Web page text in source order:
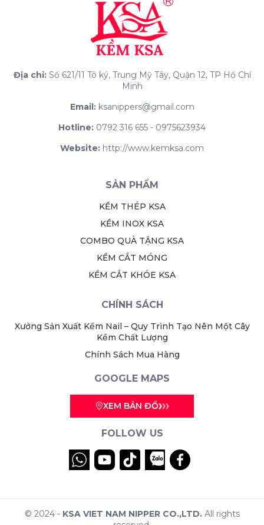
Địa chỉ:Số 621/11 Tô ký, Trung Mỹ Tây, Quận 12, TP Hồ Chí
Minh
Email:ksanippers@gmail.com
Hotline: 0792 316 655 - 0975623934
Website: http://www.kemksa.com
SẢN PHẨM
KỀM THÉP KSA
KỀM INOX KSA
COMBO QUÀ TẶNG KSA
KỀM CẮT MÓNG
KỀM CẮT KHÓE KSA
CHÍNH SÁCH
Xưởng Sản Xuất Kềm Nail – Quy Trình Tạo Nên Một Cây
Kềm Chất Lượng
Chính Sách Mua Hàng
GOOGLE MAPS
XEM BẢN ĐỒ
FOLLOW US
© 2024 - KSA VIET NAM NIPPER CO.,LTD.All rights